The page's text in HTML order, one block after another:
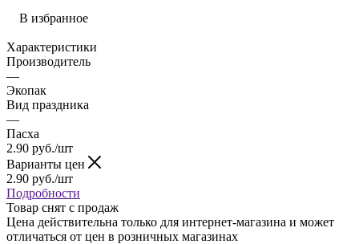
В избранное
Характеристики
Производитель
—
Экопак
Вид праздника
—
Пасха
2.90 руб./шт
Варианты цен
2.90 руб./шт
Подробности
Товар снят с продаж
Цена действительна только для интернет-магазина и может
отличаться от цен в розничных магазинах